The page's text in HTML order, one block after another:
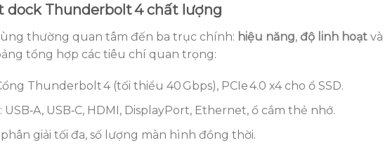
dock Thunderbolt 4 chất lượng
thường quan tâm đến ba trục chính: hiệu năng, độ linh hoạt và
tổng hợp các tiêu chí quan trọng:
Thunderbolt 4 (tối thiểu 40 Gbps), PCIe 4.0 x4 cho ổ SSD.
: USB‑A, USB‑C, HDMI, DisplayPort, Ethernet, ổ cắm thẻ nhớ.
giải tối đa, số lượng màn hình đồng thời.